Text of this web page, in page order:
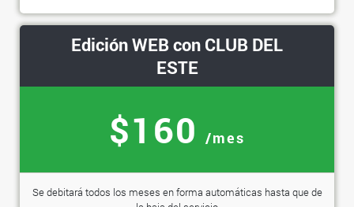
Edición WEB con CLUB DEL
ESTE
$160 /mes
Se debitará todos los meses en forma automáticas hasta que de